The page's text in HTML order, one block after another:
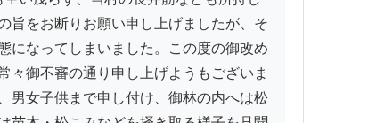
旨をお断りお願い申し上げましたが、そ
になってしまいました。この度の御改め
々御不審の通り申し上げようもございま
男女子供まで申し付け、御林の内へは松